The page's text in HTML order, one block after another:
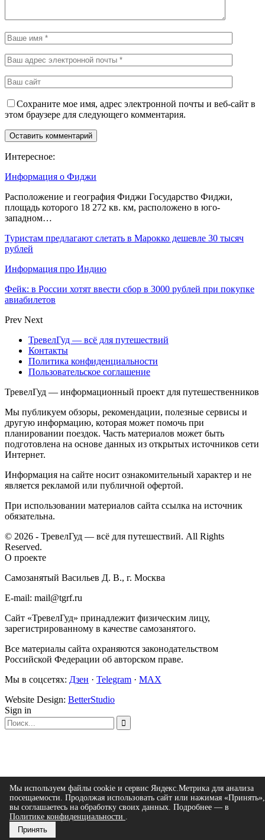
Сохраните мое имя, адрес электронной почты и веб-сайт в
этом браузере для следующего комментария.
Интересное:
Информация о Фиджи
Расположение и география Фиджи Государство Фиджи,
площадь которого 18 272 кв. км, расположено в юго-
западном…
Туристам предлагают слетать в Марокко дешевле 30 тысяч
рублей
Информация про Индию
Фейк: в России хотят ввести сбор в 3000 рублей при покупке
авиабилетов
Prev Next
ТревелГуд — всё для путешествий
Контакты
Политика конфиденциальности
Пользовательское соглашение
ТревелГуд — информационный проект для путешественников
Мы публикуем обзоры, рекомендации, полезные сервисы и
другую информацию, которая может помочь при
планировании поездок. Часть материалов может быть
подготовлена на основе данных из открытых источников сети
Интернет.
Информация на сайте носит ознакомительный характер и не
является рекламой или публичной офертой.
При использовании материалов сайта ссылка на источник
обязательна.
© 2026 - ТревелГуд — всё для путешествий. All Rights
Reserved.
О проекте
Самозанятый Васильев Д. В., г. Москва
E-mail: mail@tgrf.ru
Сайт «ТревелГуд» принадлежит физическим лицу,
зарегистрированному в качестве самозанятого.
Все материалы сайта охраняются законодательством
Российской Федерации об авторском праве.
Мы в соцсетях: Дзен · Telegram · MAX
Website Design: BetterStudio
Мы используем файлы cookie и сервис Яндекс.Метрика для анализа
посещаемости. Продолжая использовать сайт или нажимая «Принять»,
вы соглашаетесь на обработку своих данных. Подробнее — в
Политике конфиденциальности .
Принять
Sign in